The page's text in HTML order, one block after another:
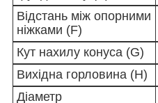
Відстань між опорними
ніжками (F)
Кут нахилу конуса (G)
Вихідна горловина (H)
Діаметр